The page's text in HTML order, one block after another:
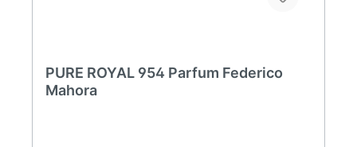
PURE ROYAL 954 Parfum Federico
Mahora